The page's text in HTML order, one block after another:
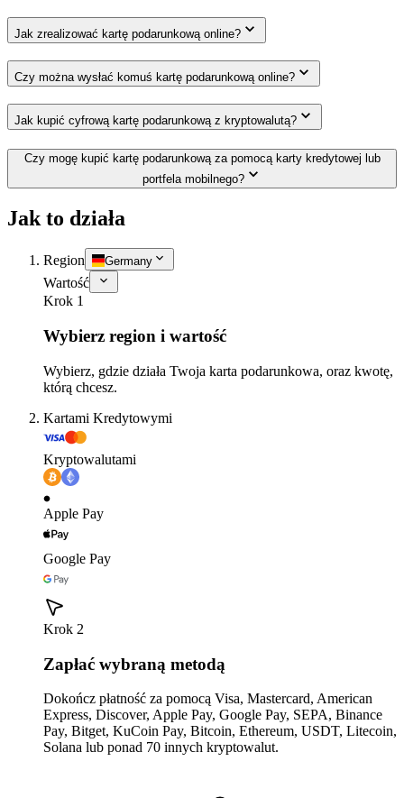
Jak zrealizować kartę podarunkową online?
Czy można wysłać komuś kartę podarunkową online?
Jak kupić cyfrową kartę podarunkową z kryptowalutą?
Czy mogę kupić kartę podarunkową za pomocą karty kredytowej lub
portfela mobilnego?
Jak to działa
Region Germany
Wartość
Krok 1
Wybierz region i wartość
Wybierz, gdzie działa Twoja karta podarunkowa, oraz kwotę,
którą chcesz.
Kartami Kredytowymi
Kryptowalutami
Apple Pay
Google Pay
Krok 2
Zapłać wybraną metodą
Dokończ płatność za pomocą Visa, Mastercard, American
Express, Discover, Apple Pay, Google Pay, SEPA, Binance
Pay, Bitget, KuCoin Pay, Bitcoin, Ethereum, USDT, Litecoin,
Solana lub ponad 70 innych kryptowalut.